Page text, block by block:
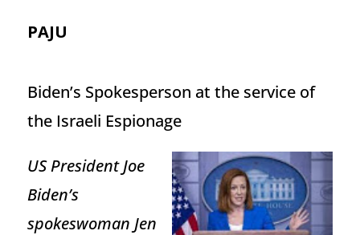
PAJU
Biden’s Spokesperson at the service of
the Israeli Espionage
US President Joe
Biden’s
spokeswoman Jen